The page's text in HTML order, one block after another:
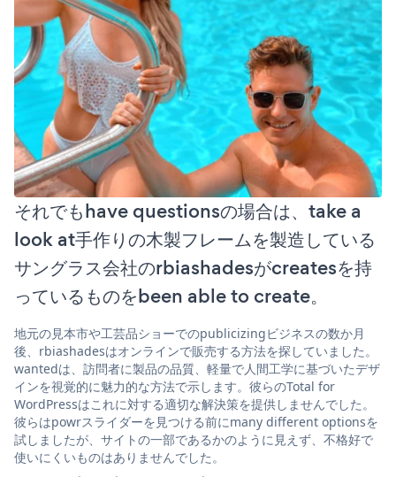
それでもhave questionsの場合は、take a
look at手作りの木製フレームを製造している
サングラス会社のrbiashadesがcreatesを持
っているものをbeen able to create。
地元の見本市や工芸品ショーでのpublicizingビジネスの数か月
後、rbiashadesはオンラインで販売する方法を探していました。
wantedは、訪問者に製品の品質、軽量で人間工学に基づいたデザ
インを視覚的に魅力的な方法で示します。彼らのTotal for
WordPressはこれに対する適切な解決策を提供しませんでした。
彼らはpowrスライダーを見つける前にmany different optionsを
試しましたが、サイトの一部であるかのように見えず、不格好で
使いにくいものはありませんでした。